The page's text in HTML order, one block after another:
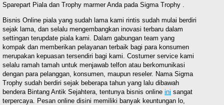
Sparepart Piala dan Trophy marmer Anda pada Sigma Trophy .
Bisnis Online piala yang sudah lama kami rintis sudah mulai berdiri
sejak lama, dan selalu mengembangkan inovasi terbaru dalam
settingan terupdate piala kami. Dalam gabungan team yang
kompak dan memberikan pelayanan terbaik bagi para konsumen
merupakan kepuasan tersendiri bagi kami. Costumer service kami
selalu ramah tamah untuk menjawab telfon atau berkomunikasi
dengan para pelanggan, konsumen, maupun reseler. Nama Sigma
Trophy sudah berdiri sejak beberapa tahun yang lalu dibawah
bendera Bintang Antik Sejahtera, tentunya bisnis online ini sangat
terpercaya. Pesan online disini memiliki banyak keuntungan lo,